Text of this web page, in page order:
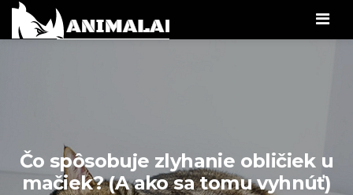
Čo spôsobuje zlyhanie obličiek u
mačiek? (A ako sa tomu vyhnúť)